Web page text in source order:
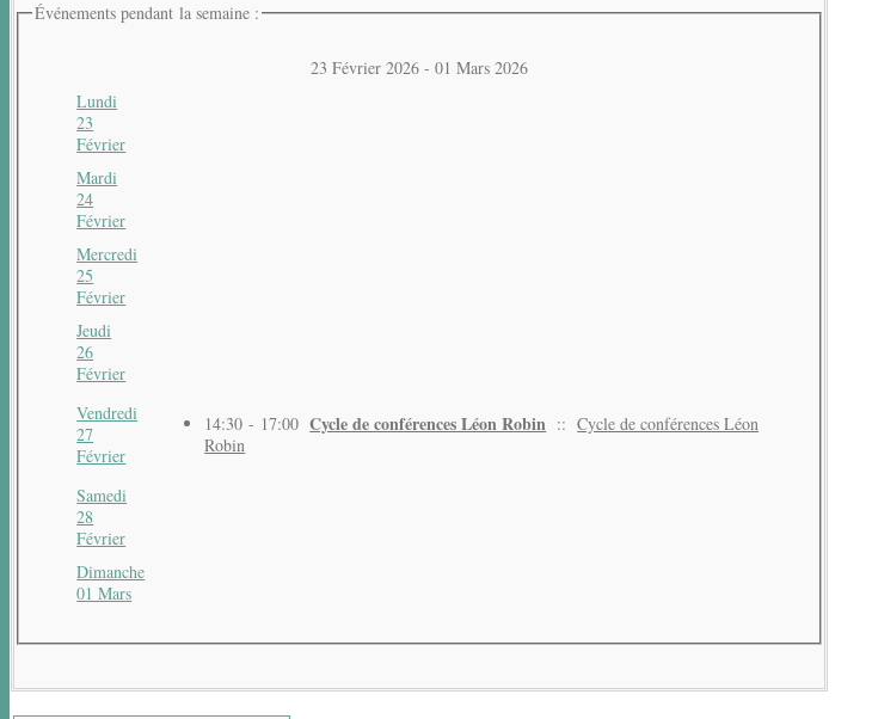
Événements pendant la semaine :
23 Février 2026 - 01 Mars 2026
Lundi
23
Février
Mardi
24
Février
Mercredi
25
Février
Jeudi
26
Février
Vendredi
27
Février
14:30 - 17:00Cycle de conférences Léon Robin ::Cycle de conférences Léon
Robin
Samedi
28
Février
Dimanche
01 Mars